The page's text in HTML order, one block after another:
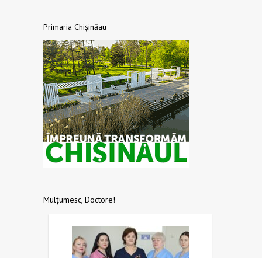
Primaria Chișinăau
Mulțumesc, Doctore!